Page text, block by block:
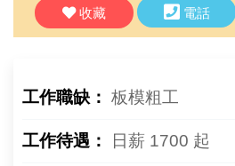
收藏 電話
工作職缺： 板模粗工
工作待遇： 日薪 1700 起